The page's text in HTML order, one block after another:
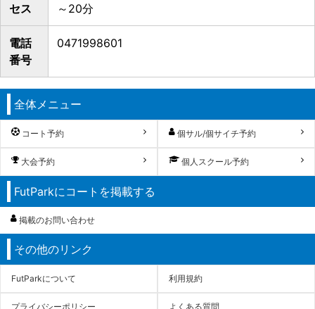
セス
～20分
電話
番号
0471998601
全体メニュー
コート予約 個サル/個サイチ予約
大会予約 個人スクール予約
FutParkにコートを掲載する
掲載のお問い合わせ
その他のリンク
FutParkについて 利用規約
プライバシーポリシー よくある質問